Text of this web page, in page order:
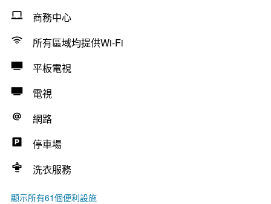
商務中心
所有區域均提供Wi-Fi
平板電視
電視
網路
停車場
洗衣服務
顯示所有61個便利設施